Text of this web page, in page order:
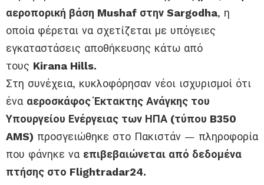
αεροπορική βάση Mushaf στην Sargodha, η
οποία φέρεται να σχετίζεται με υπόγειες
εγκαταστάσεις αποθήκευσης κάτω από
τους Kirana Hills.
Στη συνέχεια, κυκλοφόρησαν νέοι ισχυρισμοί ότι
ένα αεροσκάφος Έκτακτης Ανάγκης του
Υπουργείου Ενέργειας των ΗΠΑ (τύπου B350
AMS) προσγειώθηκε στο Πακιστάν — πληροφορία
που φάνηκε να επιβεβαιώνεται από δεδομένα
πτήσης στο Flightradar24.